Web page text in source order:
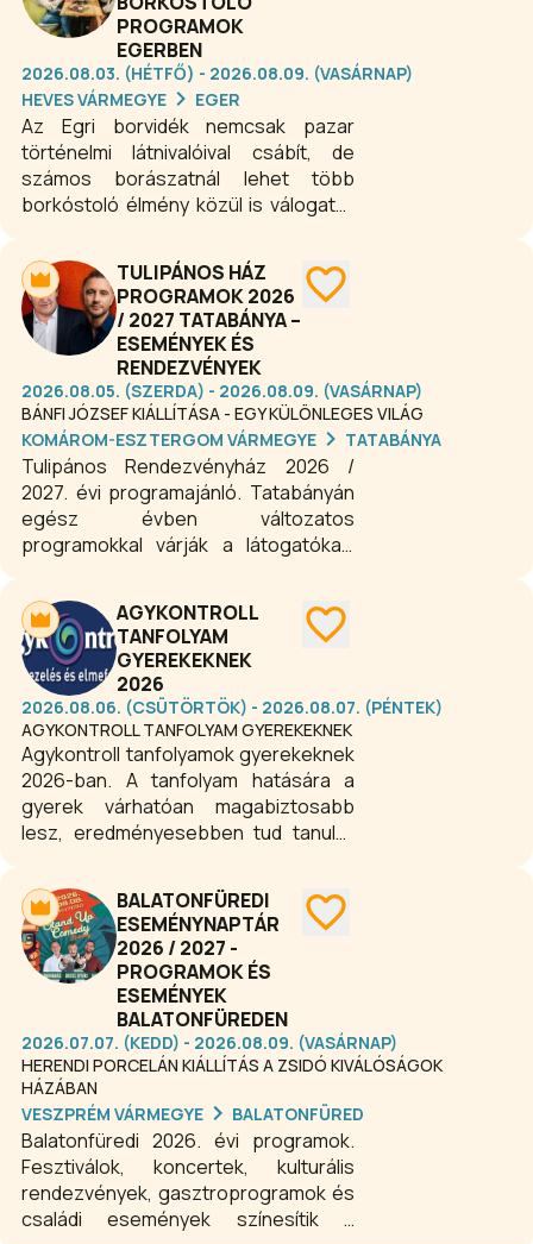
PROGRAMOK
EGERBEN
2026.08.03. (HÉTFŐ) - 2026.08.09. (VASÁRNAP)
HEVES VÁRMEGYE
EGER
Az Egri borvidék nemcsak pazar
történelmi látnivalóival csábít, de
számos borászatnál lehet több
borkóstoló élmény közül is válogatni.
borokat, és nem barangolta be Eger
csodálatos városát, épp itt az ideje! A
borkóstoló programokon az egri
borok 29 fajtáját lehet megkóstolni,
34 egri pincészetet lehet felkeresni,
52 borkóstoló ajánlat közül lehet
választani. A legjobb pincészetek,
borok és borkóstolók várják Egerben.
TULIPÁNOS HÁZ
PROGRAMOK 2026
/ 2027 TATABÁNYA –
ESEMÉNYEK ÉS
RENDEZVÉNYEK
2026.08.05. (SZERDA) - 2026.08.09. (VASÁRNAP)
BÁNFI JÓZSEF KIÁLLÍTÁSA - EGY KÜLÖNLEGES VILÁG
KOMÁROM-ESZTERGOM VÁRMEGYE
TATABÁNYA
Tulipános Rendezvényház 2026 /
2027. évi programajánló. Tatabányán
egész évben változatos
programokkal várják a látogatókat:
közösségi események kínálnak
tartalmas kikapcsolódást minden
korosztálynak.
AGYKONTROLL
TANFOLYAM
GYEREKEKNEK
2026
2026.08.06. (CSÜTÖRTÖK) - 2026.08.07. (PÉNTEK)
AGYKONTROLL TANFOLYAM GYEREKEKNEK
Agykontroll tanfolyamok gyerekeknek
2026-ban. A tanfolyam hatására a
gyerek várhatóan magabiztosabb
lesz, eredményesebben tud tanulni,
betegség esetén gyorsabban
meggyógyul, megtanulja céljait elérni,
képes lesz megszabadulni rossz
szokásaitól, képes jobb döntéseket
hozni, nyugodtabb és energikusabb
BALATONFÜREDI
ESEMÉNYNAPTÁR
2026 / 2027 -
PROGRAMOK ÉS
ESEMÉNYEK
BALATONFÜREDEN
2026.07.07. (KEDD) - 2026.08.09. (VASÁRNAP)
HERENDI PORCELÁN KIÁLLÍTÁS A ZSIDÓ KIVÁLÓSÁGOK
HÁZÁBAN
VESZPRÉM VÁRMEGYE
BALATONFÜRED
Balatonfüredi 2026. évi programok.
Fesztiválok, koncertek, kulturális
rendezvények, gasztroprogramok és
családi események színesítik a